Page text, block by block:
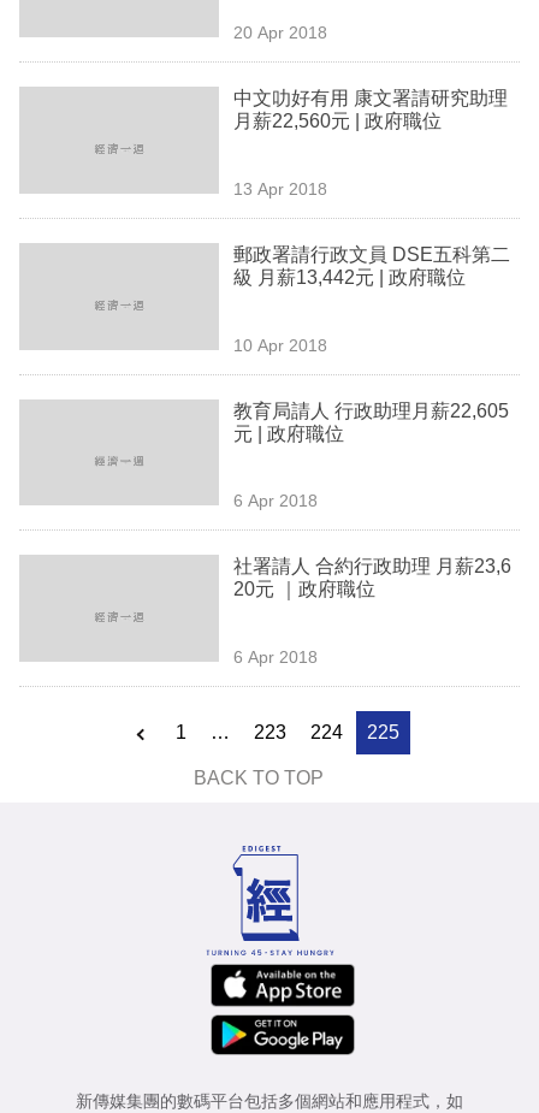
區
20 Apr 2018
中文叻好有用 康文署請研究助理
月薪22,560元 | 政府職位
13 Apr 2018
郵政署請行政文員 DSE五科第二
級 月薪13,442元 | 政府職位
10 Apr 2018
教育局請人 行政助理月薪22,605
元 | 政府職位
6 Apr 2018
社署請人 合約行政助理 月薪23,6
20元 ｜政府職位
6 Apr 2018
1 … 223 224 225
BACK TO TOP
新傳媒集團的數碼平台包括多個網站和應用程式，如